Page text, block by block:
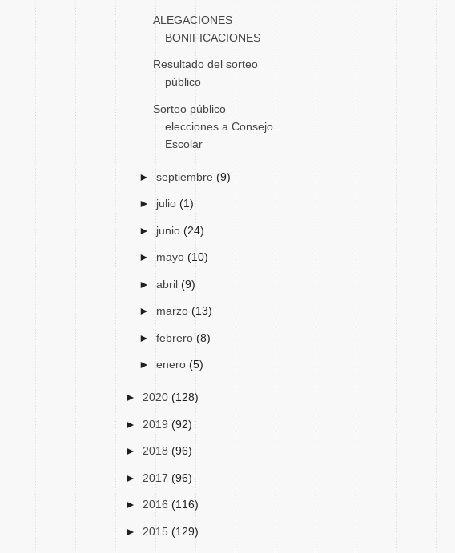
ALEGACIONES
BONIFICACIONES
Resultado del sorteo
público
Sorteo público
elecciones a Consejo
Escolar
►septiembre (9)
► julio (1)
►junio (24)
►mayo (10)
► abril (9)
► marzo (13)
►febrero(8)
► enero (5)
► 2020 (128)
► 2019 (92)
► 2018 (96)
► 2017 (96)
► 2016 (116)
► 2015 (129)